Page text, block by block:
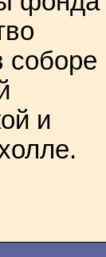
соборе
и